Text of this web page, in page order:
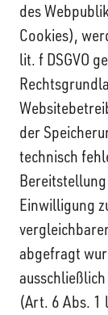
des
Cookies),
lit. f DSGVO
der
technisch
Einwilligung
abgefragt
(Art. 6 Abs. 1